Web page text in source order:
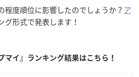
程度順位に影響したのでしょうか？ ア
グ形式で発表します！
マイ』ランキング結果はこちら！